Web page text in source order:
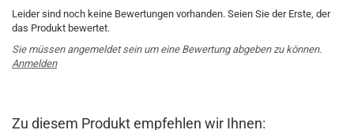
Leider sind noch keine Bewertungen vorhanden. Seien Sie der Erste, der
das Produkt bewertet.
Sie müssen angemeldet sein um eine Bewertung abgeben zu können.
Anmelden
Zu diesem Produkt empfehlen wir Ihnen: